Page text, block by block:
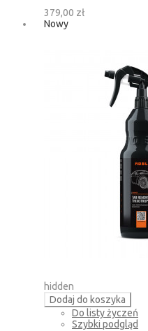
379,00 zł
Nowy
hidden
Dodaj do koszyka
Do listy życzeń
Szybki podgląd